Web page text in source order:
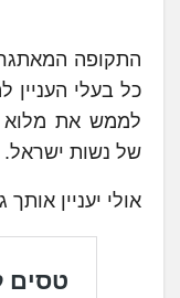
התקופה
כל בעלי העניין
לממש את מלוא
של נשות
אולי יעניין אותך